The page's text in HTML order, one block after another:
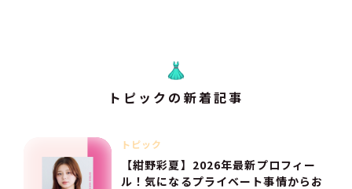
トピックの新着記事
トピック
【紺野彩夏】2026年最新プロフィー
ル！気になるプライベート事情からお